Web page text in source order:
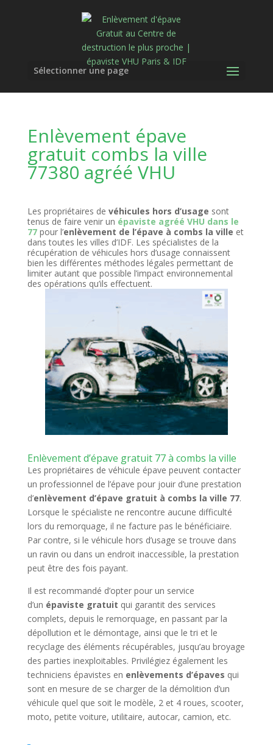
Sélectionner une page
Enlèvement épave
gratuit combs la ville
77380 agréé VHU
Les propriétaires de véhicules hors d’usage sont
tenus de faire venir un épaviste agréé VHU dans le
77pour l’enlèvement de l’épave à combs la ville et
dans toutes les villes d’IDF. Les spécialistes de la
récupération de véhicules hors d’usage connaissent
bien les différentes méthodes légales permettant de
limiter autant que possible l’impact environnemental
des opérations qu’ils effectuent.
Enlèvement d’épave gratuit 77 à combs la ville
Les propriétaires de véhicule épave peuvent contacter
un professionnel de l’épave pour jouir d’une prestation
d’enlèvement d’épave gratuit à combs la ville 77.
Lorsque le spécialiste ne rencontre aucune difficulté
lors du remorquage, il ne facture pas le bénéficiaire.
Par contre, si le véhicule hors d’usage se trouve dans
un ravin ou dans un endroit inaccessible, la prestation
peut être des fois payant.
Il est recommandé d’opter pour un service
d’un épaviste gratuit qui garantit des services
complets, depuis le remorquage, en passant par la
dépollution et le démontage, ainsi que le tri et le
recyclage des éléments récupérables, jusqu’au broyage
des parties inexploitables. Privilégiez également les
techniciens épavistes en enlèvements d’épaves qui
sont en mesure de se charger de la démolition d’un
véhicule quel que soit le modèle, 2 et 4 roues, scooter,
moto, petite voiture, utilitaire, autocar, camion, etc.